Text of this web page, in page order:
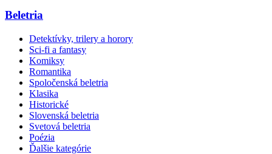
Beletria
Detektívky, trilery a horory
Sci-fi a fantasy
Komiksy
Romantika
Spoločenská beletria
Klasika
Historické
Slovenská beletria
Svetová beletria
Poézia
Ďalšie kategórie